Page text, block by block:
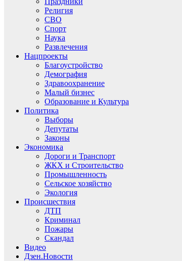
Религия
СВО
Спорт
Наука
Развлечения
Нацпроекты
Благоустройство
Демография
Здравоохранение
Малый бизнес
Образование и Культура
Политика
Выборы
Депутаты
Законы
Экономика
Дороги и Транспорт
ЖКХ и Строительство
Промышленность
Сельское хозяйство
Экология
Происшествия
ДТП
Криминал
Пожары
Скандал
Видео
Дзен.Новости